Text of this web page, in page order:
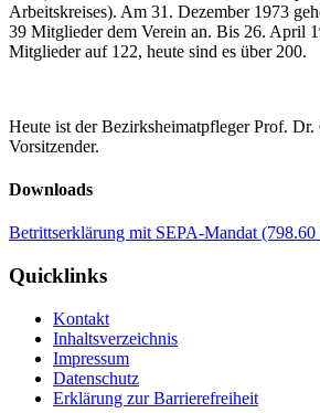
Arbeitskreises). Am 31. Dezember 1973
39 Mitglieder dem Verein an. Bis 26. April
Mitglieder auf 122, heute sind es über 200.
Heute ist der Bezirksheimatpfleger Prof.
Vorsitzender.
Downloads
Betrittserklärung mit SEPA-Mandat
Quicklinks
Kontakt
Inhaltsverzeichnis
Impressum
Datenschutz
Erklärung zur Barrierefreiheit